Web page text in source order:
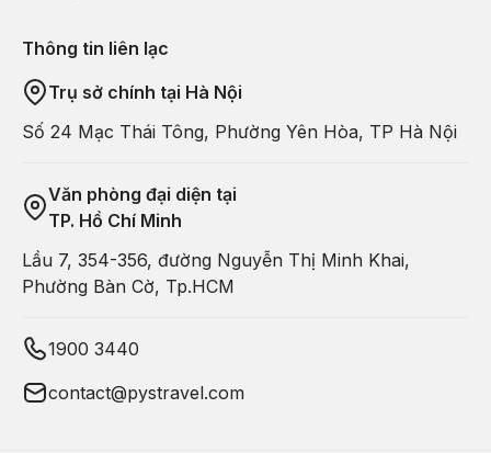
Thông tin liên lạc
Trụ sở chính tại Hà Nội
Số 24 Mạc Thái Tông, Phường Yên Hòa, TP Hà Nội
Văn phòng đại diện tại
TP. Hồ Chí Minh
Lầu 7, 354-356, đường Nguyễn Thị Minh Khai,
Phường Bàn Cờ, Tp.HCM
1900 3440
contact@pystravel.com